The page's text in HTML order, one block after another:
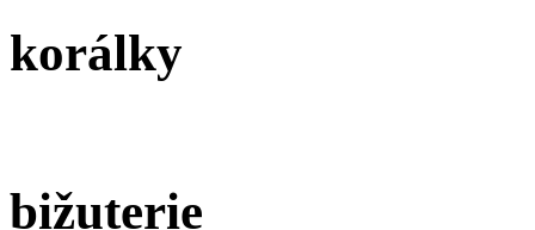
korálky
bižuterie